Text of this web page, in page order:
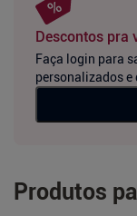
Descontos pra
Faça login para
personalizados e
Produtos